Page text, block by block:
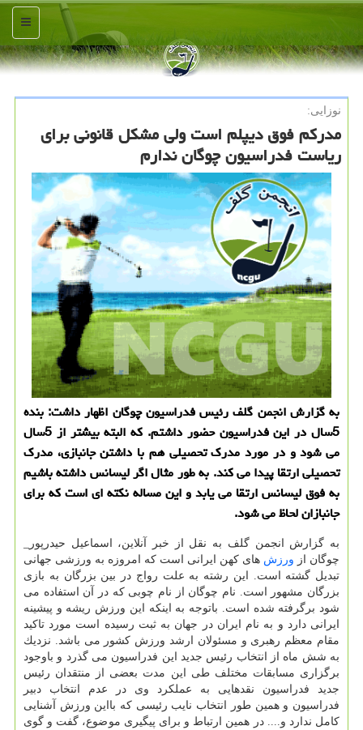
منو
نوزایی:
مدركم فوق دیپلم است ولی مشكل قانونی برای
ریاست فدراسیون چوگان ندارم
به گزارش انجمن گلف رئیس فدراسیون چوگان اظهار داشت: بنده
5سال در این فدراسیون حضور داشتم. كه البته بیشتر از 5سال
می شود و در مورد مدرك تحصیلی هم با داشتن جانبازی، مدرك
تحصیلی ارتقا پیدا می كند. به طور مثال اگر لیسانس داشته باشیم
به فوق لیسانس ارتقا می یابد و این مساله نكته ای است كه برای
جانبازان لحاظ می شود.
به گزارش انجمن گلف به نقل از خبر آنلاین، اسماعیل حیدرپور_
چوگان از ورزش های كهن ایرانی است كه امروزه به ورزشی جهانی
تبدیل گشته است. این رشته به علت رواج در بین بزرگان به بازی
بزرگان مشهور است. نام چوگان از نام چوبی كه در آن استفاده می
شود برگرفته شده است. باتوجه به اینكه این ورزش ریشه و پیشینه
ایرانی دارد و به نام ایران در جهان به ثبت رسیده است مورد تاكید
مقام معظم رهبری و مسئولان ارشد ورزش كشور می باشد. نزدیك
به شش ماه از انتخاب رئیس جدید این فدراسیون می گذرد و باوجود
برگزاری مسابقات مختلف طی این مدت بعضی از منتقدان رئیس
جدید فدراسیون نقدهایی به عملكرد وی در عدم انتخاب دبیر
فدراسیون و همین طور انتخاب نایب رئیسی كه بااین ورزش آشنایی
كامل ندارد و.... در همین ارتباط و برای پیگیری موضوع، گفت و گوی